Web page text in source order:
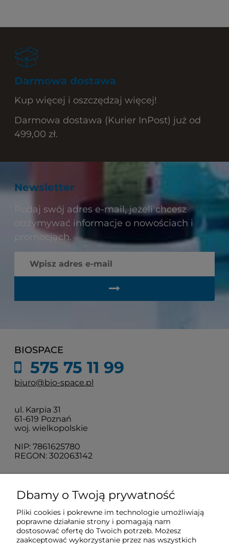
Darmowa dostawa
Kup więcej i oszczędzaj więcej!
Darmowa dostawa (Kurier InPost) już od
499,00 zł.
Newsletter
Podaj swój adres e-mail, jeżeli chcesz
otrzymywać informacje o nowościach i
promocjach.
BIOSPACE
575 75 11 99
biuro@bio-space.pl
ul. Karpia 31
61-619 Poznań
woj. wielkopolskie
NIP: 7861625780
REGON: 302063142
O nas
Obsługa klienta
Dbamy o Twoją prywatność
Pliki cookies i pokrewne im technologie umożliwiają
poprawne działanie strony i pomagają nam
dostosować ofertę do Twoich potrzeb. Możesz
zaakceptować wykorzystanie przez nas wszystkich